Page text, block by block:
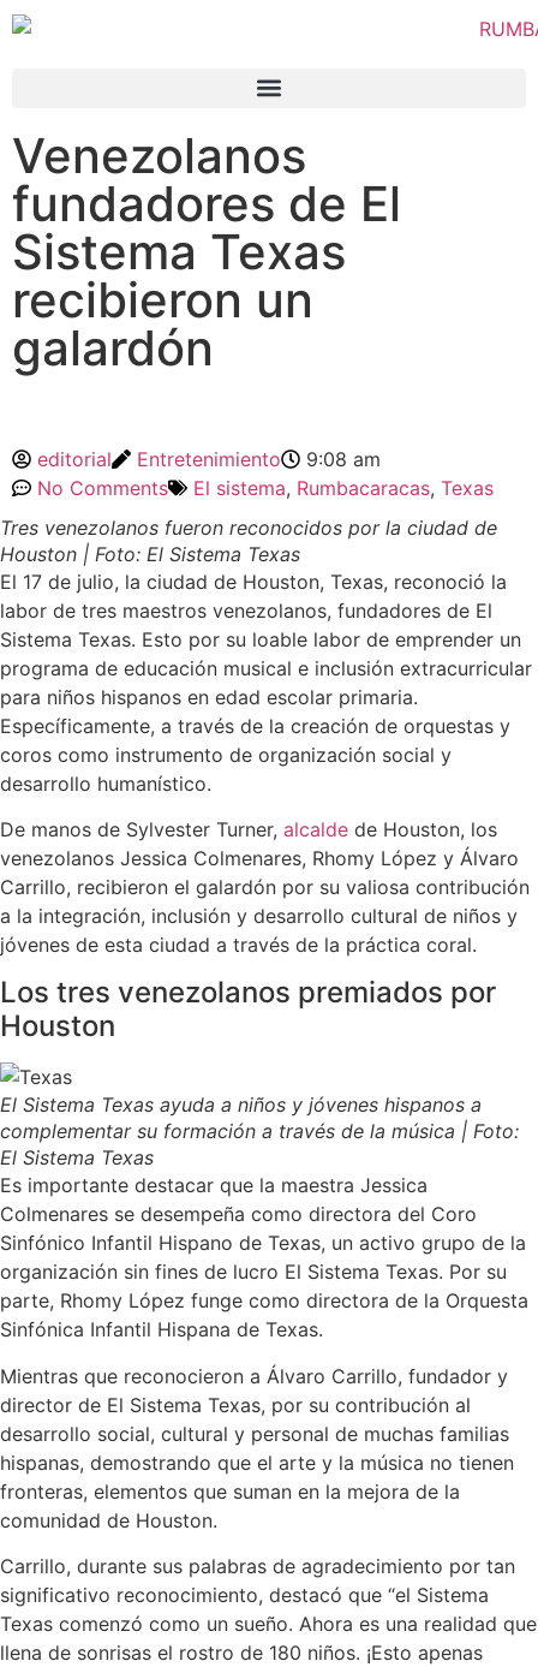
Venezolanos
fundadores de El
Sistema Texas
recibieron un
galardón
editorial Entretenimiento
9:08 am
No Comments
El sistema, Rumbacaracas, Texas
Tres venezolanos fueron reconocidos por la ciudad de
Houston | Foto: El Sistema Texas
El 17 de julio, la ciudad de Houston, Texas, reconoció la
labor de tres maestros venezolanos, fundadores de El
Sistema Texas. Esto por su loable labor de emprender un
programa de educación musical e inclusión extracurricular
para niños hispanos en edad escolar primaria.
Específicamente, a través de la creación de orquestas y
coros como instrumento de organización social y
desarrollo humanístico.
De manos de Sylvester Turner, alcalde de Houston, los
venezolanos Jessica Colmenares, Rhomy López y Álvaro
Carrillo, recibieron el galardón por su valiosa contribución
a la integración, inclusión y desarrollo cultural de niños y
jóvenes de esta ciudad a través de la práctica coral.
Los tres venezolanos premiados por
Houston
El Sistema Texas ayuda a niños y jóvenes hispanos a
complementar su formación a través de la música | Foto:
El Sistema Texas
Es importante destacar que la maestra Jessica
Colmenares se desempeña como directora del Coro
Sinfónico Infantil Hispano de Texas, un activo grupo de la
organización sin fines de lucro El Sistema Texas. Por su
parte, Rhomy López funge como directora de la Orquesta
Sinfónica Infantil Hispana de Texas.
Mientras que reconocieron a Álvaro Carrillo, fundador y
director de El Sistema Texas, por su contribución al
desarrollo social, cultural y personal de muchas familias
hispanas, demostrando que el arte y la música no tienen
fronteras, elementos que suman en la mejora de la
comunidad de Houston.
Carrillo, durante sus palabras de agradecimiento por tan
significativo reconocimiento, destacó que “el Sistema
Texas comenzó como un sueño. Ahora es una realidad que
llena de sonrisas el rostro de 180 niños. ¡Esto apenas